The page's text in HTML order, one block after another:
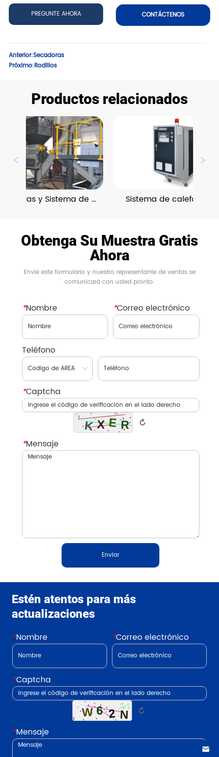
PREGUNTE AHORA CONTÁCTENOS
Anterior:Secadoras
Próximo:Rodillos
Productos relacionados
y Sistema de Sistema de calefacción
Obtenga Su Muestra Gratis
Ahora
Envíe este formulario y nuestro representante de ventas se
comunicará con usted pronto.
*Nombre *Correo electrónico
Teléfono
*Captcha
↻
*Mensaje
Enviar
Estén atentos para más
actualizaciones
*Nombre *Correo electrónico
*Captcha
↻
*Mensaje